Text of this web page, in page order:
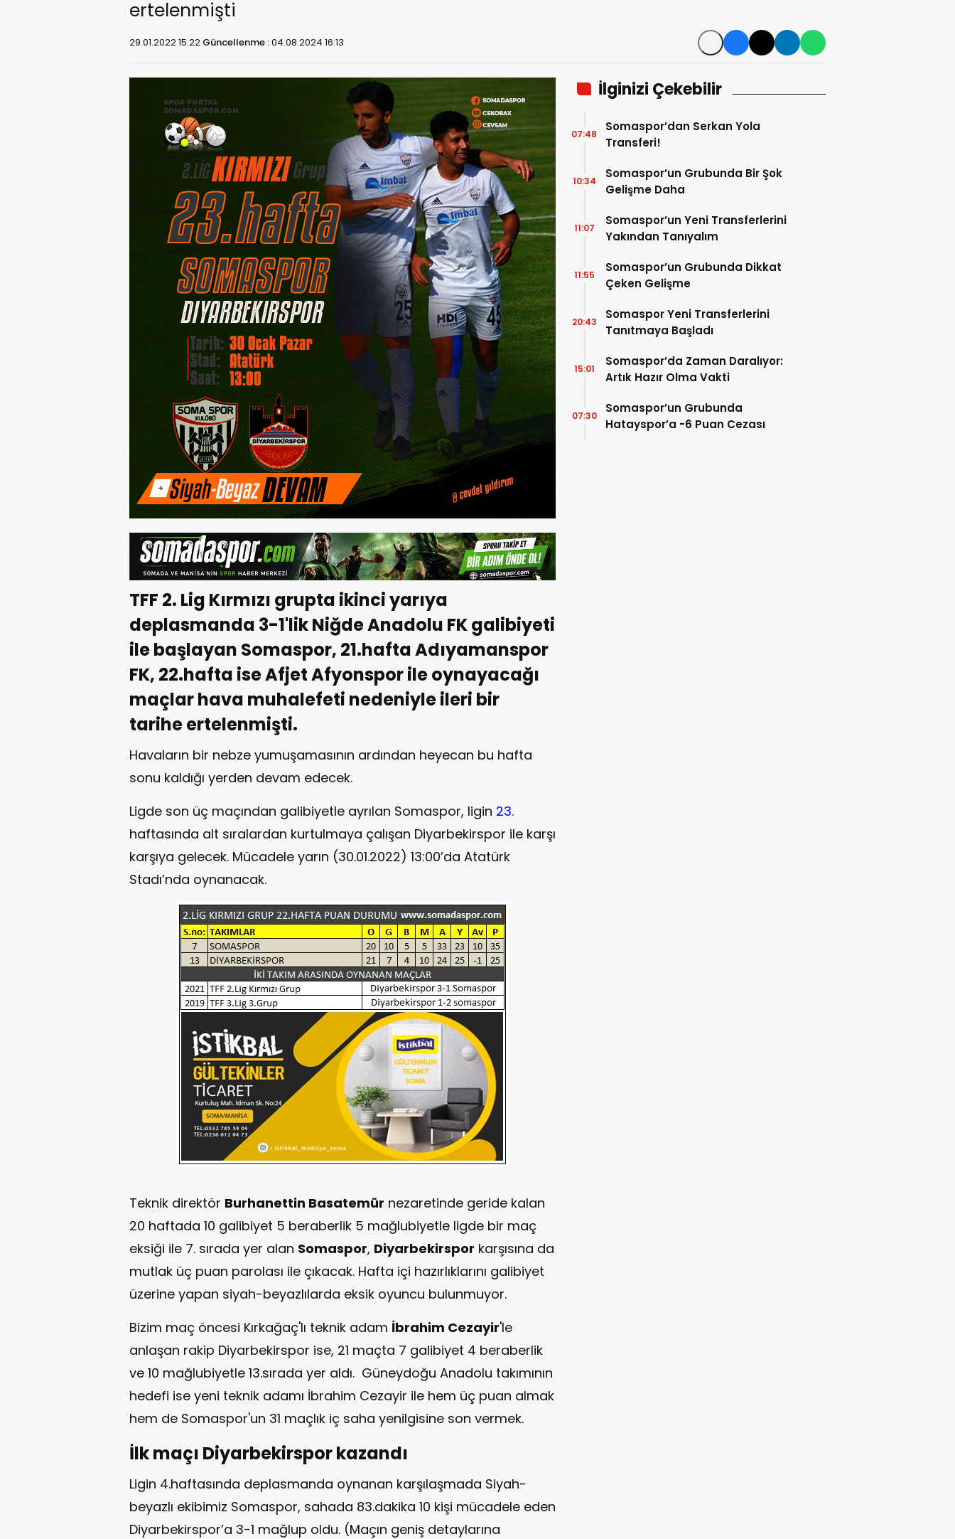
ertelenmişti
29.01.2022 15:22 Güncellenme :04.08.2024 16:13
TFF 2. Lig Kırmızı grupta ikinci yarıya
deplasmanda 3-1'lik Niğde Anadolu FK galibiyeti
ile başlayan Somaspor, 21.hafta Adıyamanspor
FK, 22.hafta ise Afjet Afyonspor ile oynayacağı
maçlar hava muhalefeti nedeniyle ileri bir
tarihe ertelenmişti.
Havaların bir nebze yumuşamasının ardından heyecan bu hafta
sonu kaldığı yerden devam edecek.
Ligde son üç maçından galibiyetle ayrılan Somaspor, ligin 23.
haftasında alt sıralardan kurtulmaya çalışan Diyarbekirspor ile karşı
karşıya gelecek. Mücadele yarın (30.01.2022) 13:00’da Atatürk
Stadı’nda oynanacak.
Teknik direktör Burhanettin Basatemür nezaretinde geride kalan
20 haftada 10 galibiyet 5 beraberlik 5 mağlubiyetle ligde bir maç
eksiği ile 7. sırada yer alan Somaspor, Diyarbekirspor karşısına da
mutlak üç puan parolası ile çıkacak. Hafta içi hazırlıklarını galibiyet
üzerine yapan siyah-beyazlılarda eksik oyuncu bulunmuyor.
Bizim maç öncesi Kırkağaç'lı teknik adam İbrahim Cezayir'le
anlaşan rakip Diyarbekirspor ise, 21 maçta 7 galibiyet 4 beraberlik
ve 10 mağlubiyetle 13.sırada yer aldı. Güneydoğu Anadolu takımının
hedefi ise yeni teknik adamı İbrahim Cezayir ile hem üç puan almak
hem de Somaspor'un 31 maçlık iç saha yenilgisine son vermek.
İlk maçı Diyarbekirspor kazandı
Ligin 4.haftasında deplasmanda oynanan karşılaşmada Siyah-
beyazlı ekibimiz Somaspor, sahada 83.dakika 10 kişi mücadele eden
Diyarbekirspor’a 3-1 mağlup oldu. (Maçın geniş detaylarına
İlginizi Çekebilir
Somaspor’dan Serkan Yola
Transferi!
07:48
Somaspor’un Grubunda Bir Şok
Gelişme Daha
10:34
Somaspor’un Yeni Transferlerini
Yakından Tanıyalım
11:07
Somaspor’un Grubunda Dikkat
Çeken Gelişme
11:55
Somaspor Yeni Transferlerini
Tanıtmaya Başladı
20:43
Somaspor’da Zaman Daralıyor:
Artık Hazır Olma Vakti
15:01
Somaspor’un Grubunda
Hatayspor’a -6 Puan Cezası
07:30